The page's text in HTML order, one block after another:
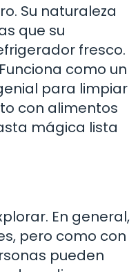
Su naturaleza
que su
fresco.
como un
para limpiar
con alimentos
mágica lista
En general,
pero como con
pueden